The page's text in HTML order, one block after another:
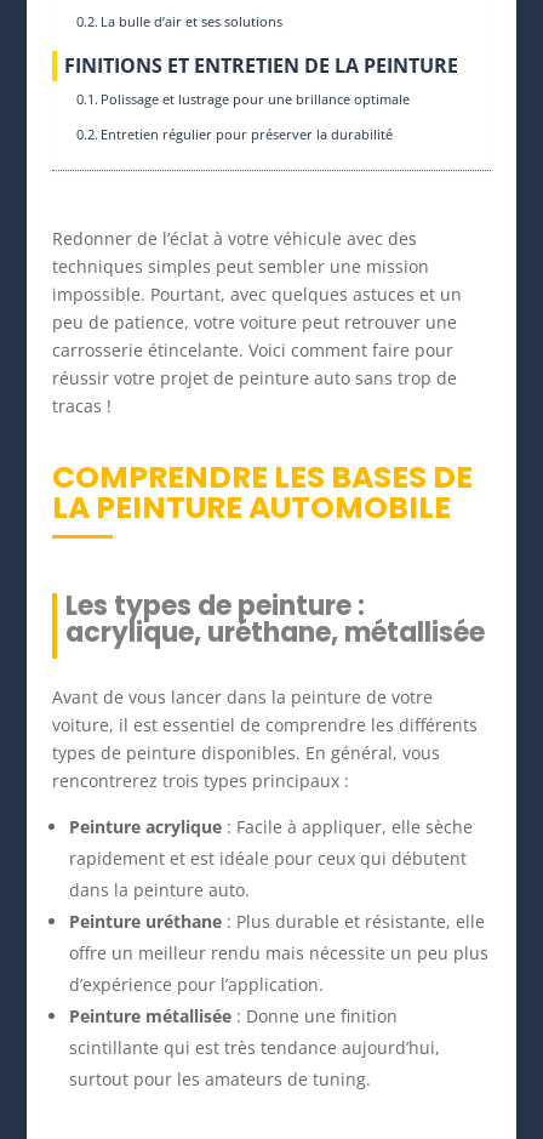
La bulle d’air et ses solutions
FINITIONS ET ENTRETIEN DE LA PEINTURE
Polissage et lustrage pour une brillance optimale
Entretien régulier pour préserver la durabilité
Redonner de l’éclat à votre véhicule avec des
techniques simples peut sembler une mission
impossible. Pourtant, avec quelques astuces et un
peu de patience, votre voiture peut retrouver une
carrosserie étincelante. Voici comment faire pour
réussir votre projet de peinture auto sans trop de
tracas !
COMPRENDRE LES BASES DE
LA PEINTURE AUTOMOBILE
Les types de peinture :
acrylique, uréthane, métallisée
Avant de vous lancer dans la peinture de votre
voiture, il est essentiel de comprendre les différents
types de peinture disponibles. En général, vous
rencontrerez trois types principaux :
Peinture acrylique: Facile à appliquer, elle sèche
rapidement et est idéale pour ceux qui débutent
dans la peinture auto.
Peinture uréthane: Plus durable et résistante, elle
offre un meilleur rendu mais nécessite un peu plus
d’expérience pour l’application.
Peinture métallisée: Donne une finition
scintillante qui est très tendance aujourd’hui,
surtout pour les amateurs de tuning.